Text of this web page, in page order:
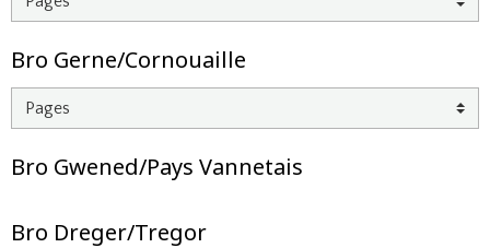
Bro Gerne/Cornouaille
Bro Gwened/Pays Vannetais
Bro Dreger/Tregor